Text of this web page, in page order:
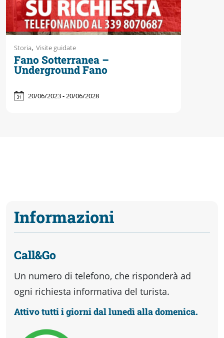
Storia, Visite guidate
Fano Sotterranea –
Underground Fano
20/06/2023 - 20/06/2028
Informazioni
Call&Go
Un numero di telefono, che risponderà ad
ogni richiesta informativa del turista.
Attivo tutti i giorni dal lunedì alla domenica.